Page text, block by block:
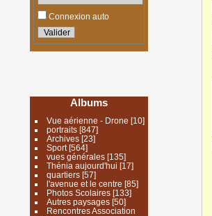
Connexion auto
Albums
Vue aérienne - Drone [10]
portraits[847]
Archives [23]
Sport[564]
vues générales[135]
Thénia aujourd'hui [17]
quartiers[57]
l'avenue et le centre [85]
Photos Scolaires[133]
Autres paysages[50]
Rencontres Association